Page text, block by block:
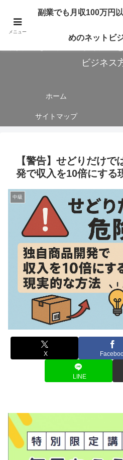
副業で月収100万円以上を最短最速で目
ビジネス
ホーム
サイトマップ
【警告】せどりだけで
発で収入を10倍にする
中級
X
LINE
メニュー
副業でも月収100万円
めのネットビ